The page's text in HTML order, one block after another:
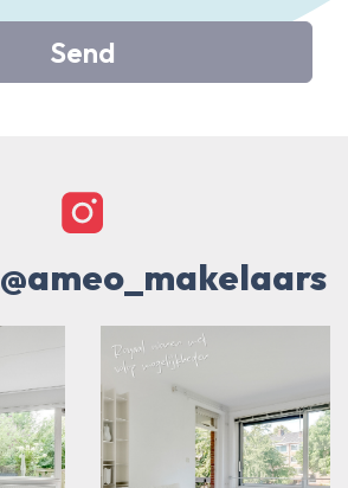
Send
@ameo_makelaars